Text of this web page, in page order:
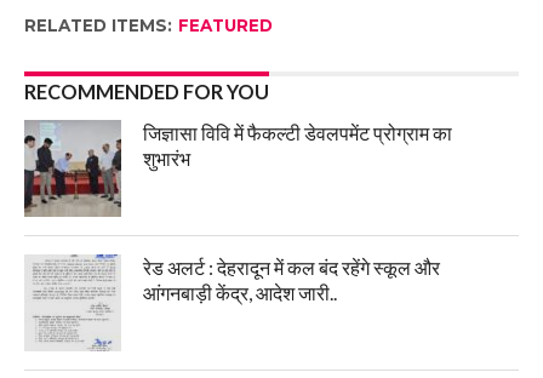
RELATED ITEMS: FEATURED
RECOMMENDED FOR YOU
जिज्ञासा विवि में फैकल्टी डेवलपमेंट प्रोग्राम का
शुभारंभ
रेड अलर्ट : देहरादून में कल बंद रहेंगे स्कूल और
आंगनबाड़ी केंद्र, आदेश जारी..